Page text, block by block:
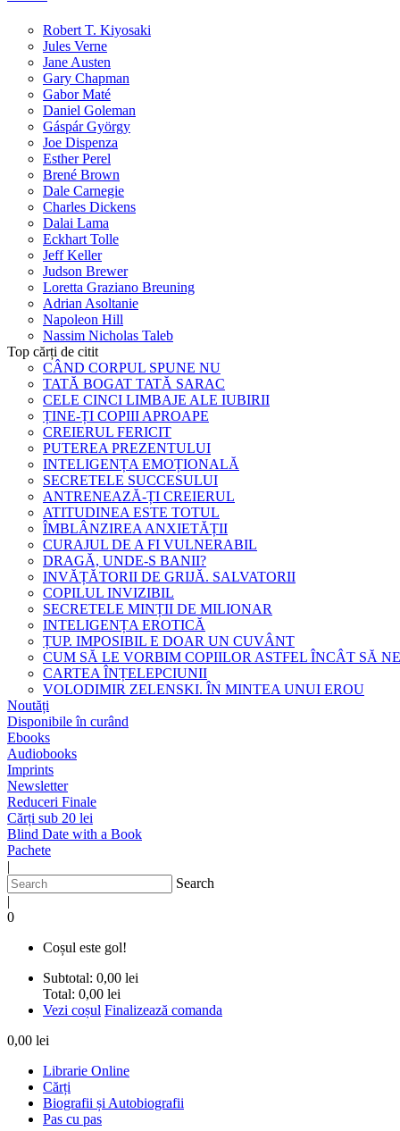
Robert T. Kiyosaki
Jules Verne
Jane Austen
Gary Chapman
Gabor Maté
Daniel Goleman
Gáspár György
Joe Dispenza
Esther Perel
Brené Brown
Dale Carnegie
Charles Dickens
Dalai Lama
Eckhart Tolle
Jeff Keller
Judson Brewer
Loretta Graziano Breuning
Adrian Asoltanie
Napoleon Hill
Nassim Nicholas Taleb
Top cărți de citit
CÂND CORPUL SPUNE NU
TATĂ BOGAT TATĂ SARAC
CELE CINCI LIMBAJE ALE IUBIRII
ȚINE-ȚI COPIII APROAPE
CREIERUL FERICIT
PUTEREA PREZENTULUI
INTELIGENȚA EMOȚIONALĂ
SECRETELE SUCCESULUI
ANTRENEAZĂ-ȚI CREIERUL
ATITUDINEA ESTE TOTUL
ÎMBLÂNZIREA ANXIETĂȚII
CURAJUL DE A FI VULNERABIL
DRAGĂ, UNDE-S BANII?
INVĂȚĂTORII DE GRIJĂ. SALVATORII
COPILUL INVIZIBIL
SECRETELE MINȚII DE MILIONAR
INTELIGENȚA EROTICĂ
ȚUP. IMPOSIBIL E DOAR UN CUVÂNT
CUM SĂ LE VORBIM COPIILOR ASTFEL ÎNCÂT SĂ
CARTEA ÎNȚELEPCIUNII
VOLODIMIR ZELENSKI. ÎN MINTEA UNUI EROU
Noutăți
Disponibile în curând
Ebooks
Audiobooks
Imprints
Newsletter
Reduceri Finale
Cărți sub 20 lei
Blind Date with a Book
Pachete
|
Search
|
0
Coșul este gol!
Subtotal: 0,00 lei
Total: 0,00 lei
Vezi coșul Finalizează comanda
0,00 lei
Librarie Online
Cărți
Biografii și Autobiografii
Pas cu pas